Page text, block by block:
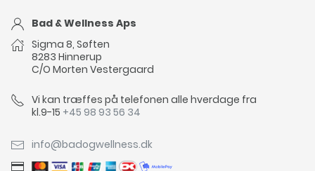
Bad & Wellness Aps
Sigma 8, Søften
8283 Hinnerup
C/O Morten Vestergaard
Vi kan træffes på telefonen alle hverdage fra
kl.9-15 +45 98 93 56 34
info@badogwellness.dk